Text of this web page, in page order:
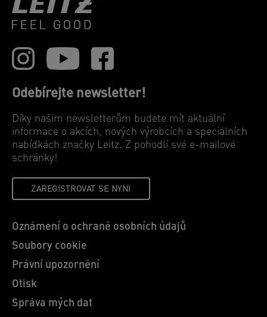
Odebírejte newsletter!
Díky našim newsletterům budete mít aktuální
informace o akcích, nových výrobcích a speciálních
nabídkách značky Leitz. Z pohodlí své e-mailové
schránky!
ZAREGISTROVAT SE NYNI
Oznámení o ochraně osobních údajů
Soubory cookie
Právní upozornění
Otisk
Správa mých dat